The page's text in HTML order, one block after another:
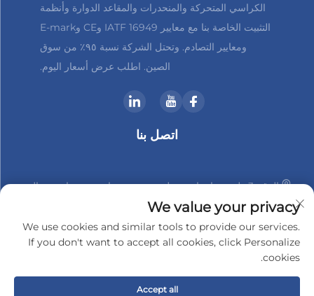
الكراسي المتحركة والمنحدرات والمقاعد الدوارة وأنظمة
التثبيت الخاصة بنا مع معايير IATF 16949 وCE وE-mark
ومعايير التصادم. وتحتل الشركة نسبة ٩٥٪ من سوق
الصين. اطلب عرض أسعار اليوم.
اتصل بنا
الرقم 3 طريق هانشان، منطقة شينبي، تشانغتشو، جيانغسو، الصين
+86-18961288218
[email protected]
حقوق النشر © 2025 بواسطة شركة تشانغتشو شيندير-تيك للإلكترونيات
We value your privacy
We use cookies and similar tools to provide our services.
If you don't want to accept all cookies, click Personalize
cookies.
Accept all